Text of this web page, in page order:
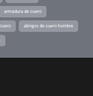
armadura de cuero
abrigos de cuero hombre